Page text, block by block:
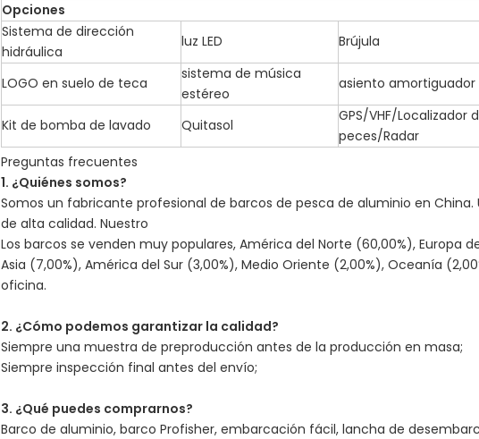
Opciones
Sistema de dirección
hidráulica
luz LED Brújula
LOGO en suelo de teca
sistema de música
estéreo
asiento amortiguador
Kit de bomba de lavado Quitasol
GPS/VHF/Localizador
peces/Radar
Preguntas frecuentes
1. ¿Quiénes somos?
Somos un fabricante profesional de barcos de pesca de aluminio en China.
de alta calidad. Nuestro
Los barcos se venden muy populares, América del Norte (60,00%), Europa
Asia (7,00%), América del Sur (3,00%), Medio Oriente (2,00%), Oceanía
oficina.
2. ¿Cómo podemos garantizar la calidad?
Siempre una muestra de preproducción antes de la producción en masa;
Siempre inspección final antes del envío;
3. ¿Qué puedes comprarnos?
Barco de aluminio, barco Profisher, embarcación fácil, lancha de